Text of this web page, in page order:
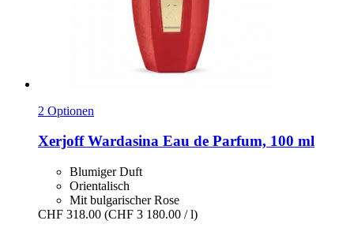
2 Optionen
XerjoffWardasina Eau de Parfum, 100 ml
Blumiger Duft
Orientalisch
Mit bulgarischer Rose
CHF 318.00 (CHF 3 180.00 / l)